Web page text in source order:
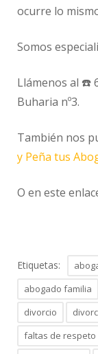
ocurre lo
Somos
Llámenos al ☎️
Buharia nº3.
También nos
y Peña tus
O en este
Etiquetas:
abogado familia
divorcio
faltas de